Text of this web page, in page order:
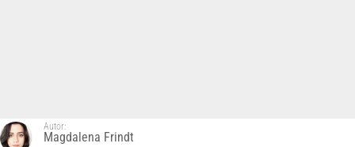
Autor:
Magdalena Frindt